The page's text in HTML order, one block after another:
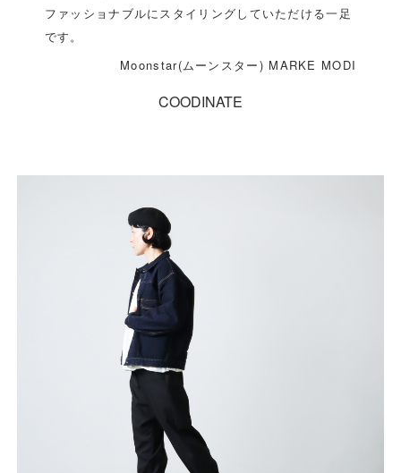
ファッショナブルにスタイリングしていただける一足
です。
Moonstar(ムーンスター) MARKE MODI
COODINATE